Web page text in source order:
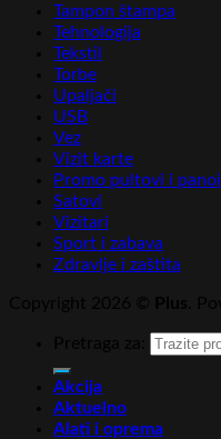
Tampon štampa
Tehnologija
Tekstil
Torbe
Upaljači
USB
Vez
Vizit karte
Promo pultovi i panoi
Satovi
Vizitari
Sport i zabava
Zdravlje i zaštita
Akcija
Aktuelno
Alati i oprema